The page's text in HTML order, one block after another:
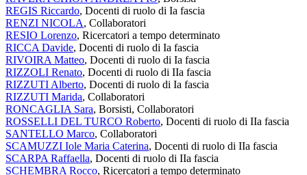
REGIS Riccardo, Docenti di ruolo di Ia fascia
RENZI NICOLA, Collaboratori
RESIO Lorenzo, Ricercatori a tempo determinato
RICCA Davide, Docenti di ruolo di Ia fascia
RIVOIRA Matteo, Docenti di ruolo di Ia fascia
RIZZOLI Renato, Docenti di ruolo di IIa fascia
RIZZUTI Alberto, Docenti di ruolo di Ia fascia
RIZZUTI Marida, Collaboratori
RONCAGLIA Sara, Borsisti, Collaboratori
ROSSELLI DEL TURCO Roberto, Docenti di ruolo di IIa fascia
SANTELLO Marco, Collaboratori
SCAMUZZI Iole Maria Caterina, Docenti di ruolo di IIa fascia
SCARPA Raffaella, Docenti di ruolo di IIa fascia
SCHEMBRA Rocco, Ricercatori a tempo determinato